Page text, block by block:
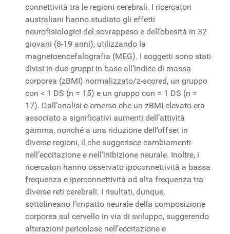
connettività tra le regioni cerebrali. I ricercatori
australiani hanno studiato gli effetti
neurofisiologici del sovrappeso e dell’obesità in 32
giovani (8-19 anni), utilizzando la
magnetoencefalografia (MEG). I soggetti sono stati
divisi in due gruppi in base all’indice di massa
corporea (zBMI) normalizzato/z-scored, un gruppo
con < 1 DS (n = 15) e un gruppo con = 1 DS (n =
17). Dall’analisi è emerso che un zBMI elevato era
associato a significativi aumenti dell’attività
gamma, nonché a una riduzione dell’offset in
diverse regioni, il che suggerisce cambiamenti
nell’eccitazione e nell’inibizione neurale. Inoltre, i
ricercatori hanno osservato ipoconnettività a bassa
frequenza e iperconnettività ad alta frequenza tra
diverse reti cerebrali. I risultati, dunque,
sottolineano l’impatto neurale della composizione
corporea sul cervello in via di sviluppo, suggerendo
alterazioni pericolose nell’eccitazione e